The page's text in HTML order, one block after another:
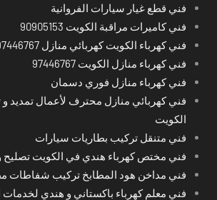
فني قطع غيار سيارات الفروانية
فني كاميرات مراقبة الكويت 90905153
فني كهرباء الكويت كهربائي منازل 97446767
فني كهرباء منازل الكويت 97446767
فني كهرباء منازل فوري دسمان
فني كهربائي منازل محترف لأعمال تمديد و
الكويت
فني متنقل تركيب بطاريات سيارات
فني مختص كهرباء هندي في الكويت تصليح و
فني مداخن هود المطابخ تركيب شفاطات
فني معلم كهرباء باكستاني و هندي لخدمات